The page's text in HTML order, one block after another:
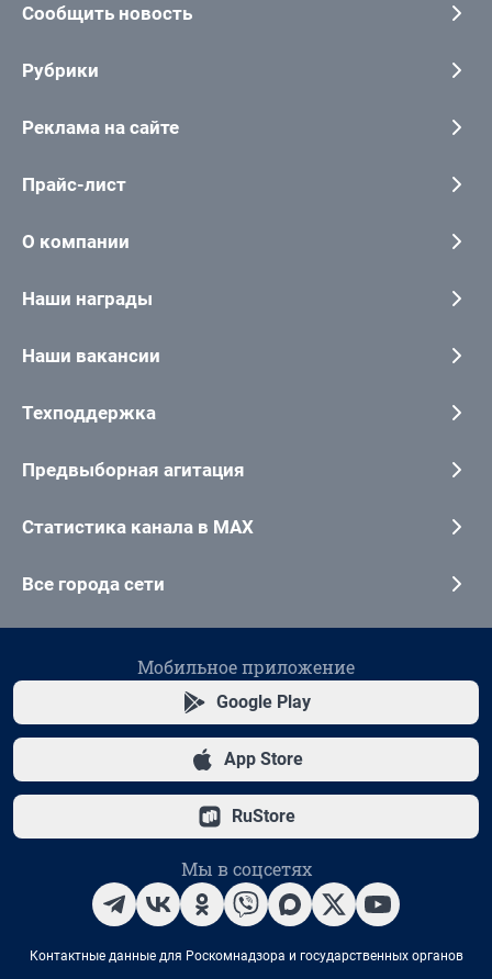
Сообщить новость
Рубрики
Реклама на сайте
Прайс-лист
О компании
Наши награды
Наши вакансии
Техподдержка
Предвыборная агитация
Статистика канала в MAX
Все города сети
Мобильное приложение
Google Play
App Store
RuStore
Мы в соцсетях
Контактные данные для Роскомнадзора и государственных органов